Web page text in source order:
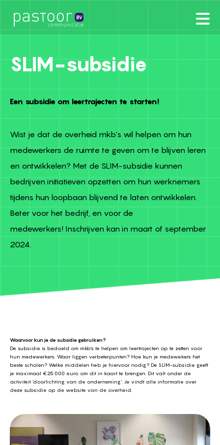
SLIM-subsidie
Een subsidie om leertrajecten te starten!
Wist je dat de overheid mkb's wil helpen om hun
medewerkers de ruimte te geven om te blijven leren
en ontwikkelen? Met de SLIM-subsidie kunnen
bedrijven initiatieven opzetten om hun werknemers
tijdens hun loopbaan blijvend te laten ontwikkelen.
Beter voor het bedrijf, en voor de
medewerkers! Inschrijven kan in maart of september
2024.
Waarvoor kun je de subsidie gebruiken?
De subsidie is bedoeld om mkb’s te helpen om leertrajecten op te zetten voor
hun medewerkers. Waar liggen verbeterpunten? Hoe kun je medewekers het
beste scholen? Welke middelen heb je hiervoor nodig? De SLIM-subsidie geeft
je maximaal €25.000 euro om dit in kaart te brengen. Dit valt onder de
activiteit 'doorlichting van de onderneming'. Je vindt alle informatie over
deze subsidie op de website van de overheid.